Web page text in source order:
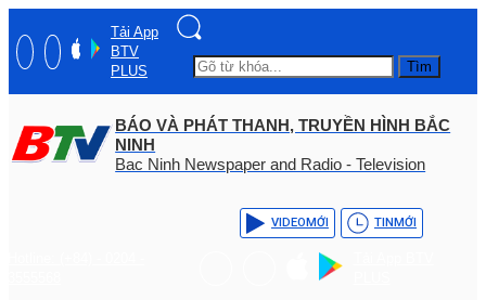
Tải App
BTV
PLUS
Tìm
BÁO VÀ PHÁT THANH, TRUYỀN HÌNH BẮC
NINH
Bac Ninh Newspaper and Radio - Television
VIDEOMỚI TINMỚI